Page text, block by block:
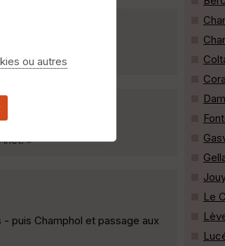
»
»
puis Champhol et passage aux
Le
ou autres